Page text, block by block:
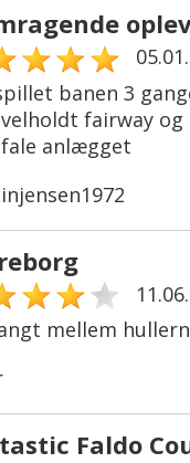
banen 3
fairway
anlægget
mellem
Faldo